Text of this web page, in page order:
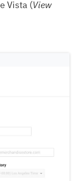
Vista (View